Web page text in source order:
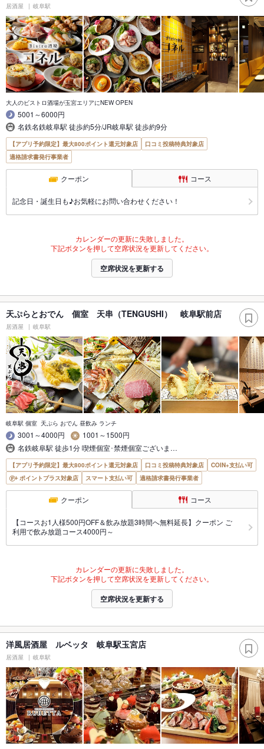
居酒屋 岐阜駅
大人のビストロ酒場が玉宮エリアにNEW OPEN
5001～6000円
名鉄名鉄岐阜駅 徒歩約5分/JR岐阜駅 徒歩約9分
【アプリ予約限定】最大800ポイント還元対象店
口コミ投稿特典対象店
適格請求書発行事業者
クーポン コース
記念日・誕生日も♪お気軽にお問い合わせください！
カレンダーの更新に失敗しました。
下記ボタンを押して空席状況を更新してください。
空席状況を更新する
天ぷらとおでん 個室 天串（TENGUSHI） 岐阜駅前店
居酒屋 岐阜駅
岐阜駅 個室 天ぷら おでん 昼飲み ランチ
3001～4000円
1001～1500円
名鉄岐阜駅 徒歩1分 喫煙個室･禁煙個室ございま…
【アプリ予約限定】最大800ポイント還元対象店 口コミ投稿特典対象店
COIN+支払い可
ポイントプラス対象店
スマート支払い可 適格請求書発行事業者
クーポン コース
【コースお1人様500円OFF＆飲み放題3時間へ無料延長】クーポン ご
利用で飲み放題コース4000円～
カレンダーの更新に失敗しました。
下記ボタンを押して空席状況を更新してください。
空席状況を更新する
洋風居酒屋 ルベッタ 岐阜駅玉宮店
居酒屋 岐阜駅